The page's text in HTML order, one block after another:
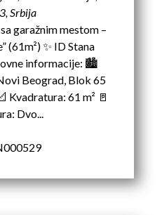
Srbija
garažnim mestom –
(61m²) ✨ ID Stana
informacije: 🏙️
Beograd, Blok 65
Kvadratura: 61 m² 🚪
Dvo...